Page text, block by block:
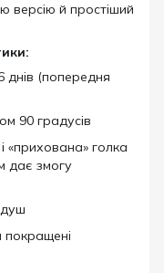
версію й простіший
днів (попередня
90 градусів
«прихована» голка
дає змогу
покращені